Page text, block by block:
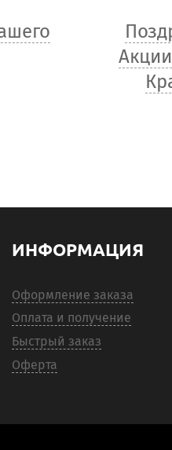
ИНФОРМАЦИЯ
Оформление заказа
Оплата и получение
Быстрый заказ
Оферта